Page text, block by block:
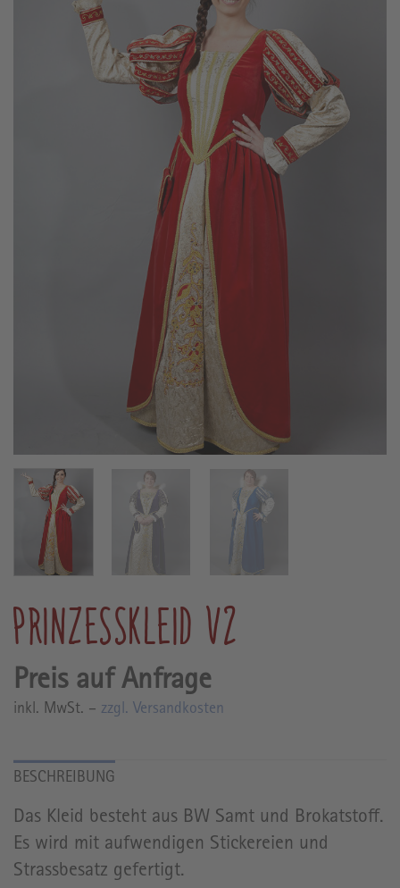
PRINZESSKLEID V2
inkl. MwSt. – zzgl. Versandkosten
Das Kleid besteht aus BW Samt und Brokatstoff.
Es wird mit aufwendigen Stickereien und
Strassbesatz gefertigt.